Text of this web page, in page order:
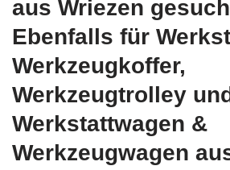
aus Wriezen
Ebenfalls für
Werkzeugkoffer,
Werkzeugtrolley
Werkstattwagen &
Werkzeugwagen